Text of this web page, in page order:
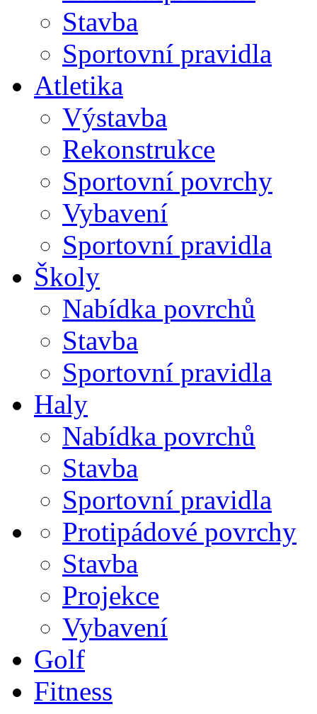
Stavba
Sportovní pravidla
Atletika
Výstavba
Rekonstrukce
Sportovní povrchy
Vybavení
Sportovní pravidla
Školy
Nabídka povrchů
Stavba
Sportovní pravidla
Haly
Nabídka povrchů
Stavba
Sportovní pravidla
Protipádové povrchy
Stavba
Projekce
Vybavení
Golf
Fitness